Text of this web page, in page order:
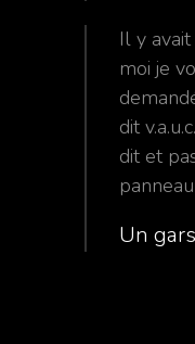
Il y
moi je
dit
dit et
Un